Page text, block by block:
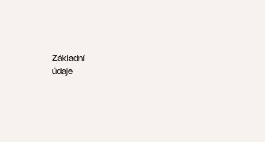
Základní
údaje